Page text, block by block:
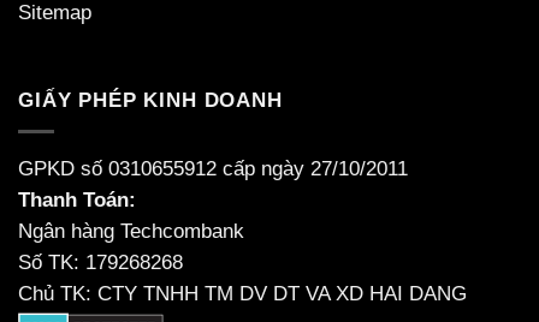
Sitemap
GIẤY PHÉP KINH DOANH
GPKD số 0310655912 cấp ngày 27/10/2011
Thanh Toán:
Ngân hàng Techcombank
Số TK: 179268268
Chủ TK: CTY TNHH TM DV DT VA XD HAI DANG